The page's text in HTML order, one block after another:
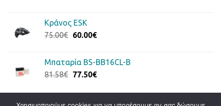
72.83€.
69.00€.
Κράνος ESK
75.00€ Original
75.00€.
60.00€Η
είναι:
60.00€.
Μπαταρία BS-BB16CL-B
81.58€ Original
was:
77.50€Η
τιμή